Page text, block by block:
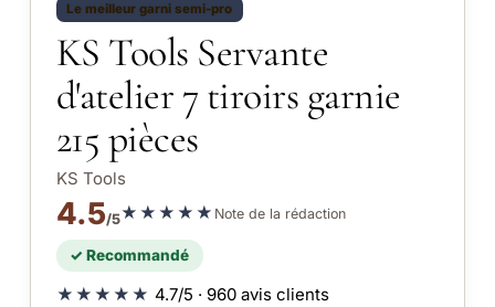
Le meilleur garni semi-pro
KS Tools Servante
d'atelier 7 tiroirs garnie
215 pièces
KS Tools
4.5/5★★★★★ Note de la rédaction
✓ Recommandé
★★★★★ 4.7/5 · 960 avis clients